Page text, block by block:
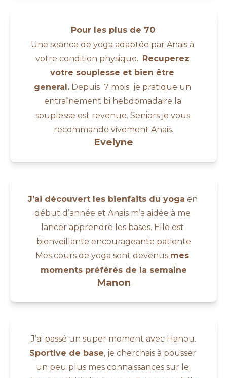
Pour les plus de 70.
Une seance de yoga adaptée par Anais à
votre condition physique. Recuperez
votre souplesse et bien être
general. Depuis  7 mois  je pratique un
entraînement bi hebdomadaire la
souplesse est revenue. Seniors je vous
recommande vivement Anais.
Evelyne
J’ai découvert les bienfaits du yoga en
début d’année et Anais m’a aidée à me
lancer apprendre les bases. Elle est
bienveillante encourageante patiente
Mes cours de yoga sont devenus mes
moments préférés de la semaine
Manon
J’ai passé un super moment avec Hanou.
Sportive de base, je cherchais à pousser
un peu plus mes connaissances sur le